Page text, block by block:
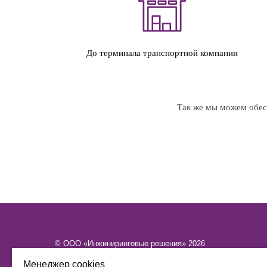
Менеджер cookies
До терминала транспортной компании
Так же мы можем
© ООО «Инжиниринговые решения» 2026